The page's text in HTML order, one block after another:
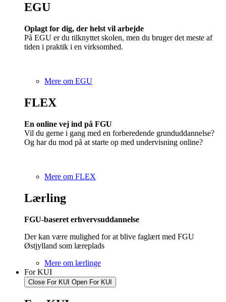
EGU​
Oplagt for dig, der helst vil arbejde
På EGU er du tilknyttet skolen, men du bruger det meste af
tiden i praktik i en virksomhed.
Mere om EGU
FLEX
En online vej ind på FGU
Vil du gerne i gang med en forberedende grunduddannelse?
Og har du mod på at starte op med undervisning online?
Mere om FLEX
Lærling
FGU-baseret erhvervsuddannelse
Der kan være mulighed for at blive faglært med FGU
Østjylland som læreplads
Mere om lærlinge
For KUI
Close For KUI Open For KUI